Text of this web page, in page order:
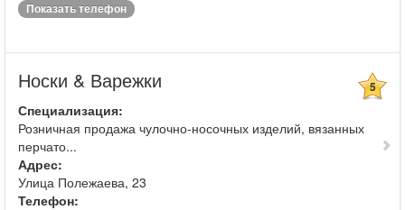
Показать телефон
Носки & Варежки 5
Специализация:
Розничная продажа чулочно-носочных изделий, вязанных
перчато...
Адрес:
Улица Полежаева, 23
Телефон: